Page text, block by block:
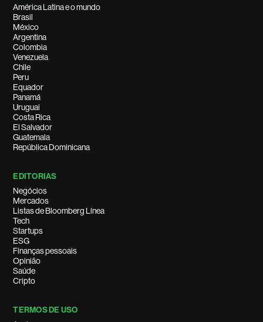
América Latina e o mundo
Brasil
México
Argentina
Colombia
Venezuela
Chile
Peru
Equador
Panamá
Uruguai
Costa Rica
El Salvador
Guatemala
República Dominicana
EDITORIAS
Negócios
Mercados
Listas de Bloomberg Línea
Tech
Startups
ESG
Finanças pessoais
Opinião
Saúde
Cripto
TERMOS DE USO